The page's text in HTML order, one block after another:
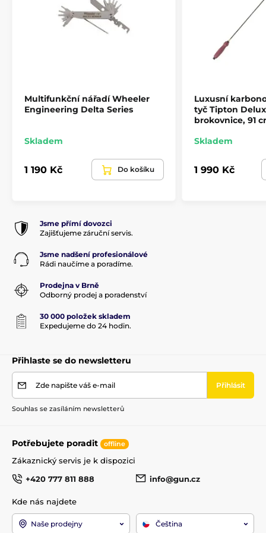
Multifunkční nářadí Wheeler
Engineering Delta Series
Skladem
1 190 Kč Do košíku
Luxusní
tyč Tipton
brokovnice, 91
Skladem
1 990 Kč
Jsme přímí dovozci
Zajišťujeme záruční servis.
Jsme nadšení profesionálové
Rádi naučíme a poradíme.
Prodejna v Brně
Odborný prodej a poradenství
30 000 položek skladem
Expedujeme do 24 hodin.
Přihlaste se do newsletteru
Zde napište váš e-mail Přihlásit
Souhlas se zasíláním newsletterů
Potřebujete poradit offline
Zákaznický servis je k dispozici
+420 777 811 888
info@gun.cz
Kde nás najdete
Naše prodejny Čeština